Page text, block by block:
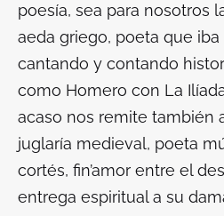
poesía, sea para nosotros
aeda griego, poeta que
cantando y contando
como Homero con La Ilía
acaso nos remite también
juglaría medieval, poeta
cortés, fin’amor entre el
entrega espiritual a su